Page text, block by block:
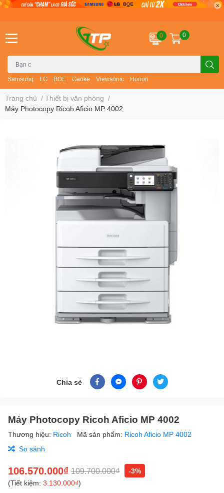
Samsung LG BOE Gaoke Viewsonic Horion
0 0
Trang chủ / Thiết bị văn phòng /
Máy Photocopy Ricoh Aficio MP 4002
Chia sẻ
Máy Photocopy Ricoh Aficio MP 4002
Thương hiệu: Ricoh Mã sản phẩm: Ricoh Aficio MP 4002
So sánh
106.570.000₫ 109.700.000₫
-3%
(Tiết kiệm: 3.130.000₫)